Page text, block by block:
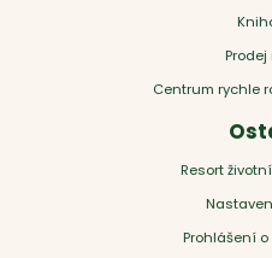
Centrum rychle
Resort
Prohlášení